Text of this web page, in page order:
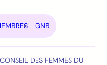
GNB
DES FEMMES DU